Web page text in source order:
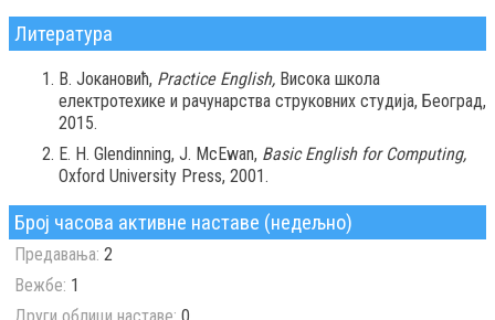
Литература
В. Јокановић, Practice English, Висока школа
електротехике и рачунарства струковних студија, Београд,
2015.
E. H. Glendinning, J. McEwan, Basic English for Computing,
Oxford University Press, 2001.
Број часова активне наставе (недељно)
Предавања: 2
Вежбе: 1